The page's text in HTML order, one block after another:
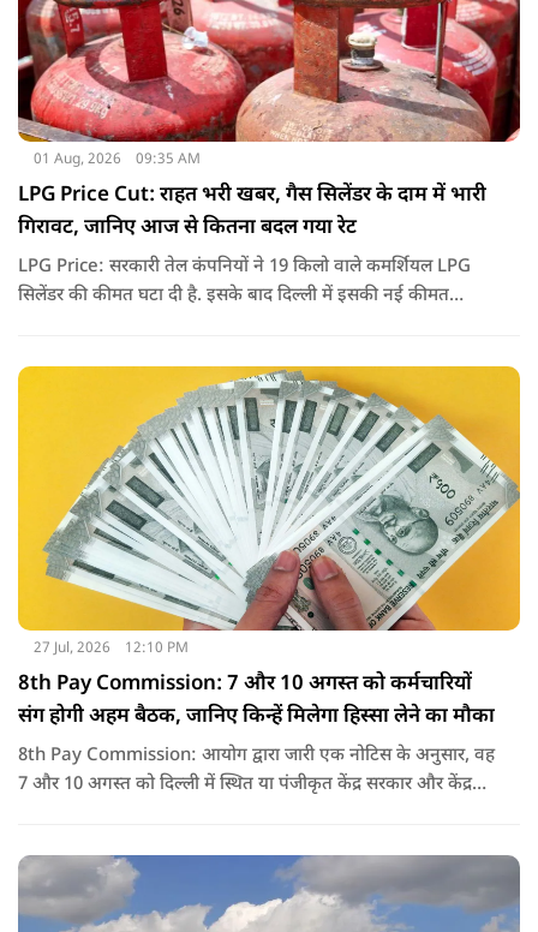
01 Aug, 2026 09:35 AM
LPG Price Cut: राहत भरी खबर, गैस सिलेंडर के दाम में भारी
गिरावट, जानिए आज से कितना बदल गया रेट
LPG Price: सरकारी तेल कंपनियों ने 19 किलो वाले कमर्शियल LPG
सिलेंडर की कीमत घटा दी है. इसके बाद दिल्ली में इसकी नई कीमत
27 Jul, 2026 12:10 PM
8th Pay Commission: 7 और 10 अगस्त को कर्मचारियों
संग होगी अहम बैठक, जानिए किन्हें मिलेगा हिस्सा लेने का मौका
8th Pay Commission: आयोग द्वारा जारी एक नोटिस के अनुसार, वह
7 और 10 अगस्त को दिल्ली में स्थित या पंजीकृत केंद्र सरकार और केंद्र